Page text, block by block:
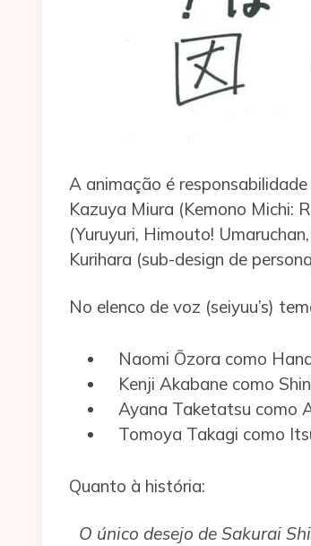
A animação é
Kazuya Miura (Kemono Michi:
(Yuruyuri, Himouto!
Kurihara (sub-design de
No elenco de voz (seiyuu’s)
Naomi Ōzora como
Kenji Akabane como
Ayana Taketatsu como
Tomoya Takagi como
Quanto à história:
O único desejo de Sakurai